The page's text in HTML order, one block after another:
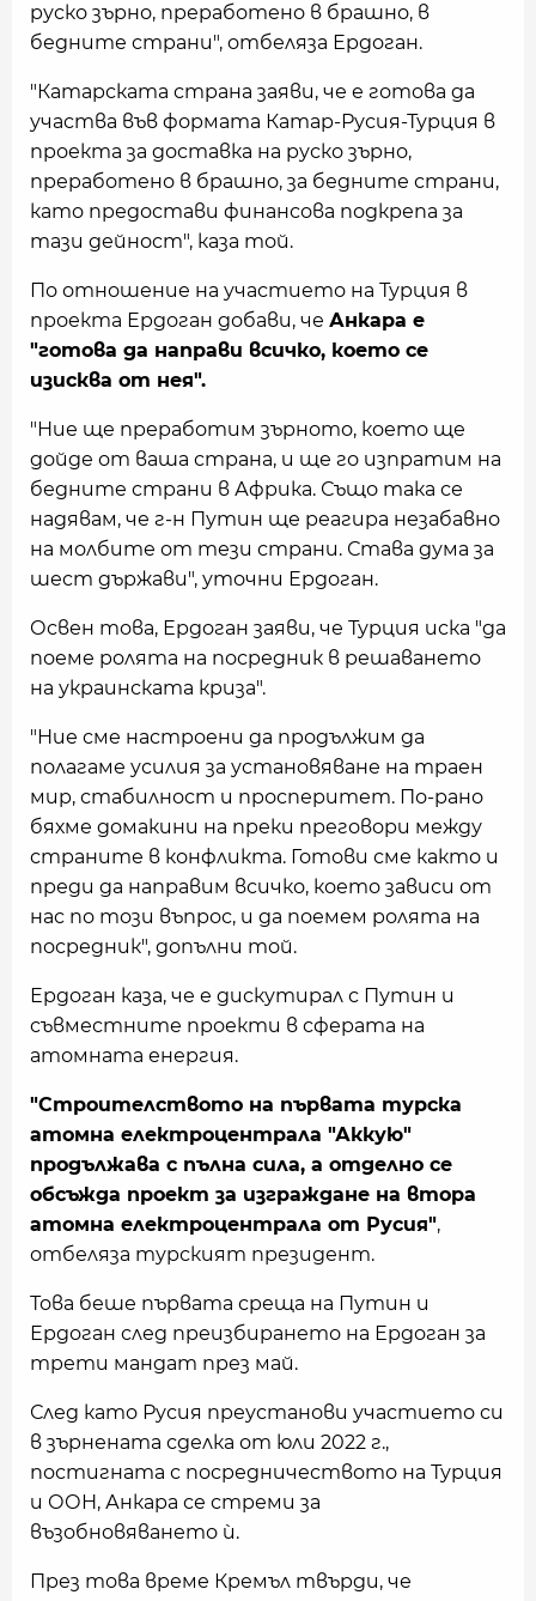
руско зърно, преработено в брашно, в
бедните страни", отбеляза Ердоган.
"Катарската страна заяви, че е готова да
участва във формата Катар-Русия-Турция в
проекта за доставка на руско зърно,
преработено в брашно, за бедните страни,
като предостави финансова подкрепа за
тази дейност", каза той.
По отношение на участието на Турция в
проекта Ердоган добави, че Анкара е
"готова да направи всичко, което се
изисква от нея".
"Ние ще преработим зърното, което ще
дойде от ваша страна, и ще го изпратим на
бедните страни в Африка. Също така се
надявам, че г-н Путин ще реагира незабавно
на молбите от тези страни. Става дума за
шест държави", уточни Ердоган.
Освен това, Ердоган заяви, че Турция иска "да
поеме ролята на посредник в решаването
на украинската криза".
"Ние сме настроени да продължим да
полагаме усилия за установяване на траен
мир, стабилност и просперитет. По-рано
бяхме домакини на преки преговори между
страните в конфликта. Готови сме както и
преди да направим всичко, което зависи от
нас по този въпрос, и да поемем ролята на
посредник", допълни той.
Ердоган каза, че е дискутирал с Путин и
съвместните проекти в сферата на
атомната енергия.
"Строителството на първата турска
атомна електроцентрала "Аккую"
продължава с пълна сила, а отделно се
обсъжда проект за изграждане на втора
атомна електроцентрала от Русия",
отбеляза турският президент.
Това беше първата среща на Путин и
Ердоган след преизбирането на Ердоган за
трети мандат през май.
След като Русия преустанови участието си
в зърнената сделка от юли 2022 г.,
постигната с посредничеството на Турция
и ООН, Анкара се стреми за
възобновяването ѝ.
През това време Кремъл твърди, че